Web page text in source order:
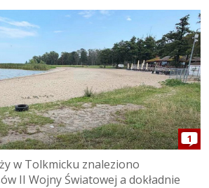
1
w Tolkmicku znaleziono
II Wojny Światowej a dokładnie